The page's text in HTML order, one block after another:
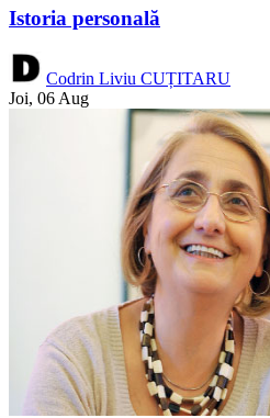
Istoria personală
Codrin Liviu CUȚITARU
Joi, 06 Aug